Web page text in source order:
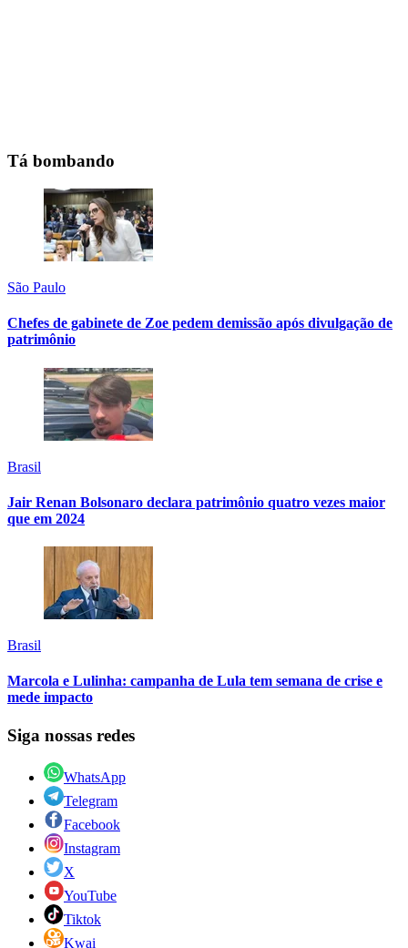
Tá bombando
São Paulo
Chefes de gabinete de Zoe pedem demissão após divulgação de
patrimônio
Brasil
Jair Renan Bolsonaro declara patrimônio quatro vezes maior
que em 2024
Brasil
Marcola e Lulinha: campanha de Lula tem semana de crise e
mede impacto
Siga nossas redes
WhatsApp
Telegram
Facebook
Instagram
X
YouTube
Tiktok
Kwai